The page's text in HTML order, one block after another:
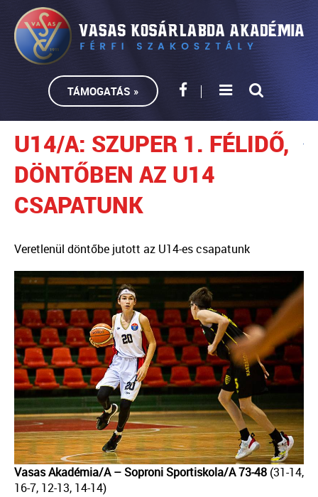
TÁMOGATÁS »
U14/A: SZUPER 1. FÉLIDŐ,
DÖNTŐBEN AZ U14
CSAPATUNK
Veretlenül döntőbe jutott az U14-es csapatunk
Vasas Akadémia/A – Soproni Sportiskola/A 73-48 (31-14,
16-7, 12-13, 14-14)